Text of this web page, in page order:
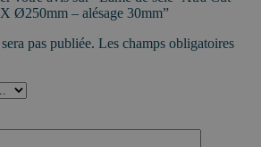
Ø250mm – alésage 30mm”
pas publiée. Les champs obligatoires